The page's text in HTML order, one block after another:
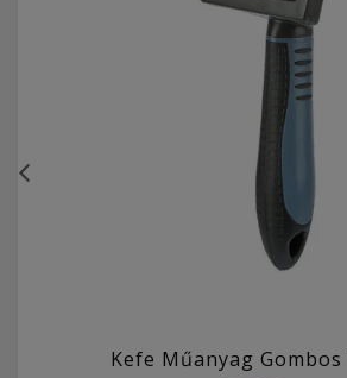
Kefe Műanyag Gombos